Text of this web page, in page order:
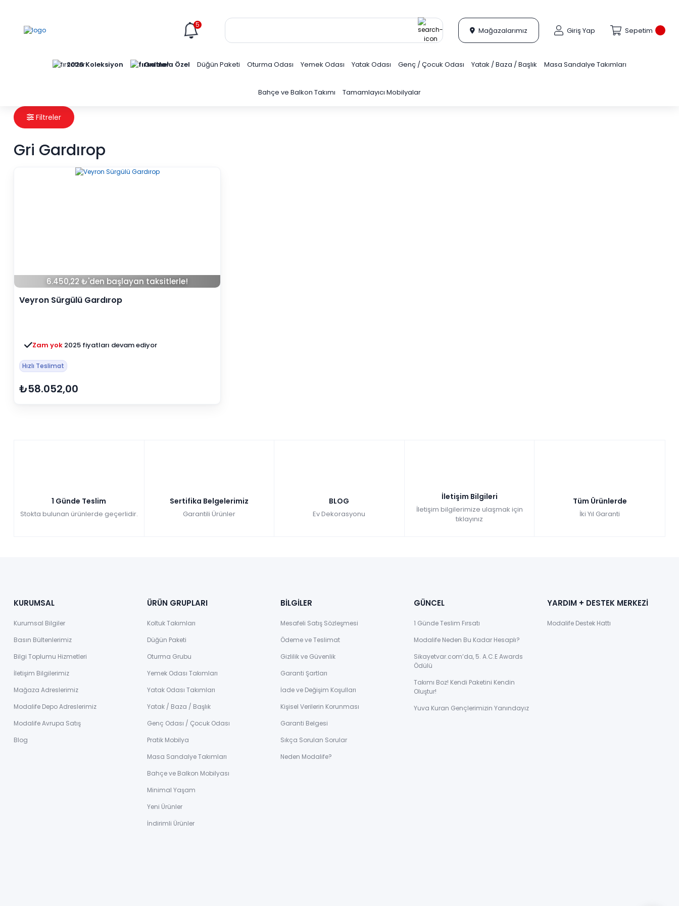
5
Mağazalarımız Giriş Yap Sepetim
2026 Koleksiyon Online'a Özel Düğün Paketi Oturma Odası Yemek Odası Yatak Odası Genç / Çocuk Odası Yatak / Baza / Başlık Masa Sandalye Takımları
Bahçe ve Balkon Takımı Tamamlayıcı Mobilyalar
Filtreler
Gri Gardırop
6.450,22 ₺'den başlayan taksitlerle!
Veyron Sürgülü Gardırop
Zam yok 2025 fiyatları devam ediyor
Hızlı Teslimat
₺58.052,00
1 Günde Teslim
Stokta bulunan ürünlerde geçerlidir.
Sertifika Belgelerimiz
Garantili Ürünler
BLOG
Ev Dekorasyonu
İletişim Bilgileri
İletişim bilgilerimize ulaşmak için
tıklayınız
Tüm Ürünlerde
İki Yıl Garanti
KURUMSAL
Kurumsal Bilgiler
Basın Bültenlerimiz
Bilgi Toplumu Hizmetleri
İletişim Bilgilerimiz
Mağaza Adreslerimiz
Modalife Depo Adreslerimiz
Modalife Avrupa Satış
Blog
ÜRÜN GRUPLARI
Koltuk Takımları
Düğün Paketi
Oturma Grubu
Yemek Odası Takımları
Yatak Odası Takımları
Yatak / Baza / Başlık
Genç Odası / Çocuk Odası
Pratik Mobilya
Masa Sandalye Takımları
Bahçe ve Balkon Mobilyası
Minimal Yaşam
Yeni Ürünler
İndirimli Ürünler
BİLGİLER
Mesafeli Satış Sözleşmesi
Ödeme ve Teslimat
Gizlilik ve Güvenlik
Garanti Şartları
İade ve Değişim Koşulları
Kişisel Verilerin Korunması
Garanti Belgesi
Sıkça Sorulan Sorular
Neden Modalife?
GÜNCEL
1 Günde Teslim Fırsatı
Modalife Neden Bu Kadar Hesaplı?
Sikayetvar.com’da, 5. A.C.E Awards
Ödülü
Takımı Boz! Kendi Paketini Kendin
Oluştur!
Yuva Kuran Gençlerimizin Yanındayız
YARDIM + DESTEK MERKEZİ
Modalife Destek Hattı